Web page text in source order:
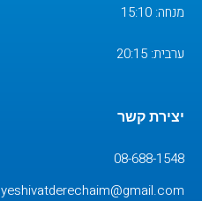
מנחה: 15:10
ערבית: 20:15
יצירת קשר
08-688-1548
yeshivatderechaim@gmail.com